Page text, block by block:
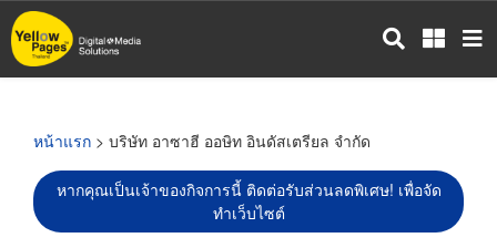
ข้าม
ไป
หน้าแรก > บริษัท อาซาฮี ออษิท อินดัสเตรียล จำกัด
หากคุณเป็นเจ้าของกิจการนี้ ติดต่อรับส่วนลดพิเศษ! เพื่อจัด
ทำเว็บไซต์